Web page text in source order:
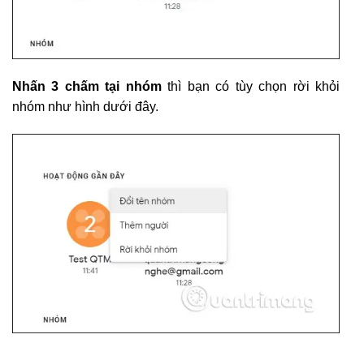
Nhấn 3 chấm tại nhómthì bạn có tùy chọn rời khỏi
nhóm như hình dưới đây.